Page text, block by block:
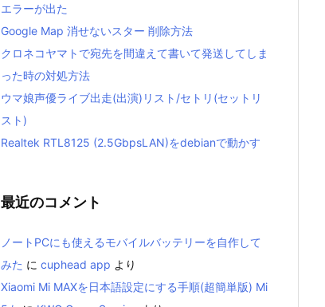
エラーが出た
Google Map 消せないスター 削除方法
クロネコヤマトで宛先を間違えて書いて発送してしま
った時の対処方法
ウマ娘声優ライブ出走(出演)リスト/セトリ(セットリ
スト)
Realtek RTL8125 (2.5GbpsLAN)をdebianで動かす
最近のコメント
ノートPCにも使えるモバイルバッテリーを自作して
みた に cuphead app より
Xiaomi Mi MAXを日本語設定にする手順(超簡単版) Mi